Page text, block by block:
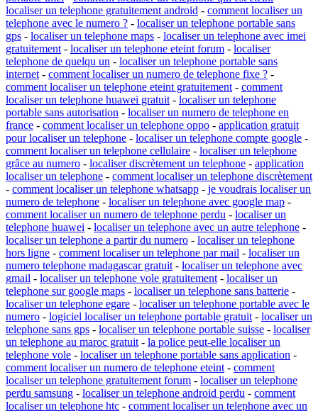
localiser un telephone gratuitement android - comment localiser un
telephone avec le numero ? - localiser un telephone portable sans
gps - localiser un telephone maps - localiser un telephone avec imei
gratuitement - localiser un telephone eteint forum - localiser
telephone de quelqu un - localiser un telephone portable sans
internet - comment localiser un numero de telephone fixe ? -
comment localiser un telephone eteint gratuitement - comment
localiser un telephone huawei gratuit - localiser un telephone
portable sans autorisation - localiser un numero de telephone en
france - comment localiser un telephone oppo - application gratuit
pour localiser un telephone - localiser un telephone compte google -
comment localiser un telephone cellulaire - localiser un telephone
grâce au numero - localiser discrètement un telephone - application
localiser un telephone - comment localiser un telephone discrètement
- comment localiser un telephone whatsapp - je voudrais localiser un
numero de telephone - localiser un telephone avec google map -
comment localiser un numero de telephone perdu - localiser un
telephone huawei - localiser un telephone avec un autre telephone -
localiser un telephone a partir du numero - localiser un telephone
hors ligne - comment localiser un telephone par mail - localiser un
numero telephone madagascar gratuit - localiser un telephone avec
gmail - localiser un telephone vole gratuitement - localiser un
telephone sur google maps - localiser un telephone sans batterie -
localiser un telephone egare - localiser un telephone portable avec le
numero - logiciel localiser un telephone portable gratuit - localiser un
telephone sans gps - localiser un telephone portable suisse - localiser
un telephone au maroc gratuit - la police peut-elle localiser un
telephone vole - localiser un telephone portable sans application -
comment localiser un numero de telephone eteint - comment
localiser un telephone gratuitement forum - localiser un telephone
perdu samsung - localiser un telephone android perdu - comment
localiser un telephone htc - comment localiser un telephone avec un